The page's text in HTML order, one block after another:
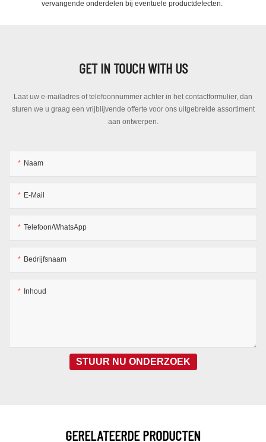
vervangende onderdelen bij eventuele productdefecten.
GET IN TOUCH WITH US
Laat uw e-mailadres of telefoonnummer achter in het contactformulier, dan
sturen we u graag een vrijblijvende offerte voor ons uitgebreide assortiment
aan ontwerpen.
Naam
E-Mail
Telefoon/WhatsApp
Bedrijfsnaam
Inhoud
STUUR NU ONDERZOEK
GERELATEERDE PRODUCTEN